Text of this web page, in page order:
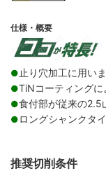
仕様・概要
● 止り穴加工に用いま
●TiNコーティングに
●食付部が従来の2.5
● ロングシャンクタ
推奨切削条件